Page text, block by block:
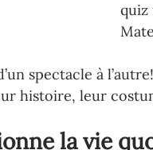
quiz
spectacle à
histoire, leur
la vie